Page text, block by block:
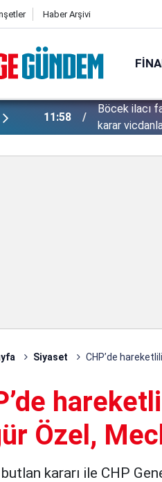
Haber Arşivi
çıkan
11:42
ölümünü
Siyaset CHP’de
Özel,
kararı ile CHP